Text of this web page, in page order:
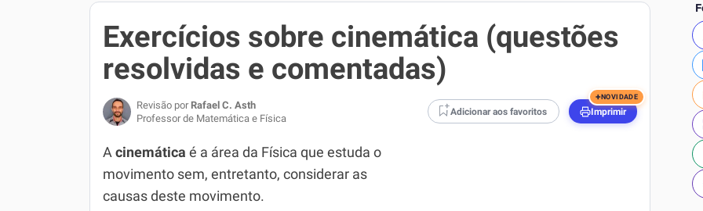
Plano de Estudos
Exercícios ENEM
Simulados ENEM
Matemática
Biologia
Inglês
Geografia
Corretor de Redação
Exercícios
Exercícios sobre cinemática (questões
resolvidas e comentadas)
Revisão por Rafael C. Asth
Professor de Matemática e Física
Adicionar aos favoritos Imprimir
+NOVIDADE
A cinemática é a área da Física que estuda o
movimento sem, entretanto, considerar as
causas deste movimento.